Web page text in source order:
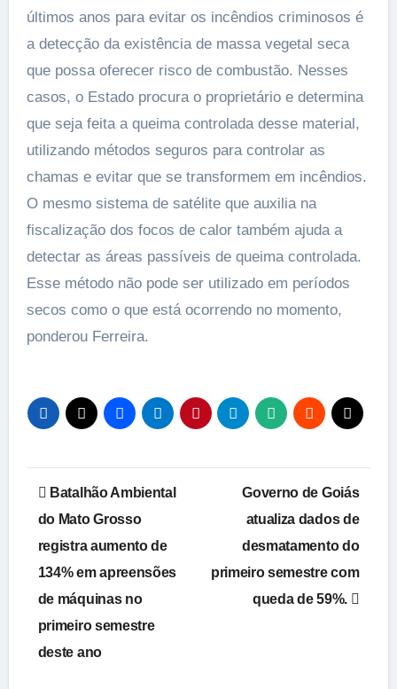
últimos anos para evitar os incêndios criminosos é
a detecção da existência de massa vegetal seca
que possa oferecer risco de combustão. Nesses
casos, o Estado procura o proprietário e determina
que seja feita a queima controlada desse material,
utilizando métodos seguros para controlar as
chamas e evitar que se transformem em incêndios.
O mesmo sistema de satélite que auxilia na
fiscalização dos focos de calor também ajuda a
detectar as áreas passíveis de queima controlada.
Esse método não pode ser utilizado em períodos
secos como o que está ocorrendo no momento,
ponderou Ferreira.
Navegação
de
Post
Batalhão Ambiental
do Mato Grosso
registra aumento de
134% em apreensões
de máquinas no
primeiro semestre
deste ano
Governo de Goiás
atualiza dados de
desmatamento do
primeiro semestre com
queda de 59%.